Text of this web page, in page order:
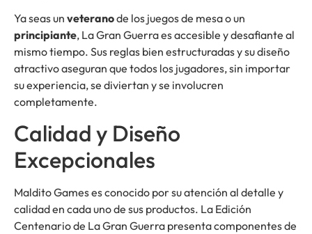
Ya seas un veteranode los juegos de mesa o un
principiante, La Gran Guerra es accesible y desafiante al
mismo tiempo. Sus reglas bien estructuradas y su diseño
atractivo aseguran que todos los jugadores, sin importar
su experiencia, se diviertan y se involucren
completamente.
Calidad y Diseño
Excepcionales
Maldito Games es conocido por su atención al detalle y
calidad en cada uno de sus productos. La Edición
Centenario de La Gran Guerra presenta componentes de